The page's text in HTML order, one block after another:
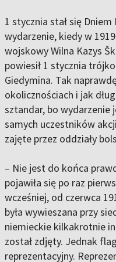
1 stycznia stał się
wydarzenie, kiedy w
wojskowy Wilna Kazys
powiesił 1 stycznia
Giedymina. Tak
okolicznościach i jak
sztandar, bo wydarzenie
samych uczestników
zajęte przez oddziały
– Nie jest do końca
pojawiła się po raz
wcześniej, od czerwca
była wywieszana przy
niemieckie kilkakrotnie
został zdjęty. Jednak
reprezentacyjny.